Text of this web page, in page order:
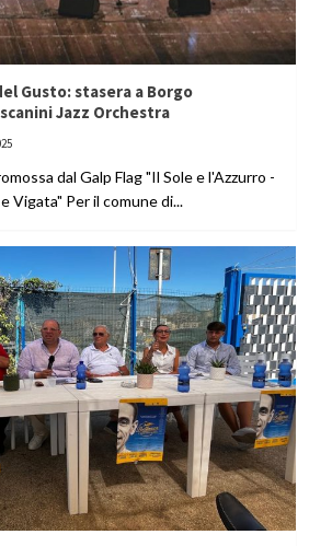
Gusto: stasera a Borgo
Jazz Orchestra
dal Galp Flag "Il Sole e l'Azzurro -
Vigata" Per il comune di...